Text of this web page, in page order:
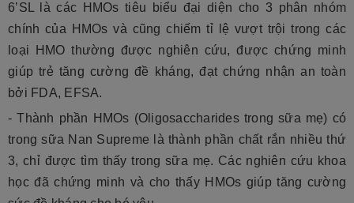
6’SL là các HMOs tiêu biểu đại diện cho 3 phân nhóm
chính của HMOs và cũng chiếm tỉ lệ vượt trội trong các
loại HMO thường được nghiên cứu, được chứng minh
giúp trẻ tăng cường đề kháng, đạt chứng nhận an toàn
bởi FDA, EFSA.
- Thành phần HMOs (Oligosaccharides trong sữa mẹ) có
trong sữa Nan Supreme là thành phần chất rắn nhiều thứ
3, chỉ được tìm thấy trong sữa mẹ. Các nghiên cứu khoa
học đã chứng minh và cho thấy HMOs giúp tăng cường